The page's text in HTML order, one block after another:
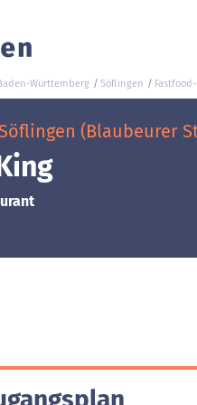
Württemberg Söflingen
(Blaubeurer